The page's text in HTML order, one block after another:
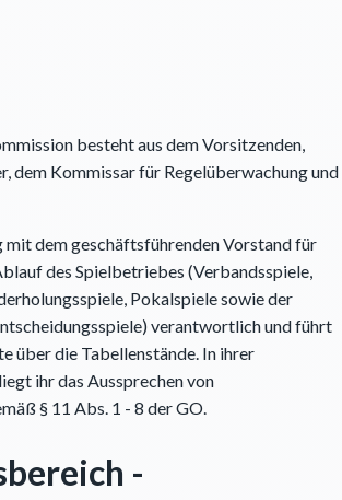
besteht aus dem Vorsitzenden,
dem Kommissar für Regelüberwachung und
mit dem geschäftsführenden Vorstand für
des Spielbetriebes (Verbandsspiele,
Pokalspiele sowie der
verantwortlich und führt
über die Tabellenstände. In ihrer
ihr das Aussprechen von
§ 11 Abs. 1 - 8 der GO.
-